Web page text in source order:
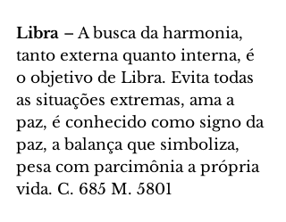
Libra – A busca da harmonia,
tanto externa quanto interna, é
o objetivo de Libra. Evita todas
as situações extremas, ama a
paz, é conhecido como signo da
paz, a balança que simboliza,
pesa com parcimônia a própria
vida. C. 685 M. 5801